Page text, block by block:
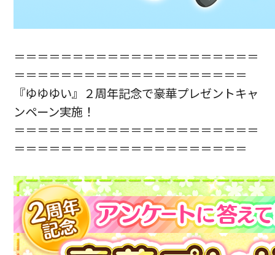
＝＝＝＝＝＝＝＝＝＝＝＝＝＝＝＝＝＝＝＝＝
＝＝＝＝＝＝＝＝＝＝＝＝＝＝＝＝＝＝＝＝
『ゆゆゆい』２周年記念で豪華プレゼントキャ
ンペーン実施！
＝＝＝＝＝＝＝＝＝＝＝＝＝＝＝＝＝＝＝＝＝
＝＝＝＝＝＝＝＝＝＝＝＝＝＝＝＝＝＝＝＝